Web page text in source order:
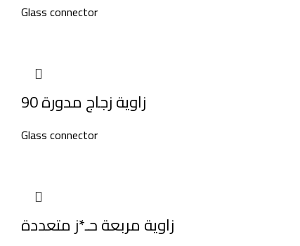
Glass connector
زاوية زجاج مدورة 90
Glass connector
زاوية مربعة حـ*ز متعددة